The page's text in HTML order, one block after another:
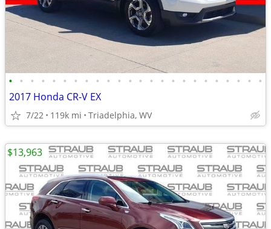
• • • • • • • • • • • • • • • • • • • • • • • •
2017 Honda CR-V EX
7/22 119k mi Triadelphia, WV
$13,963